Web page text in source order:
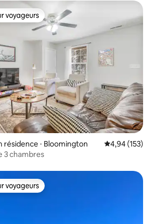
les plus appréciés
voyageurs
⋅ Bloomington Évaluation
4,94 (153)
3 chambres
les plus appréciés
voyageurs